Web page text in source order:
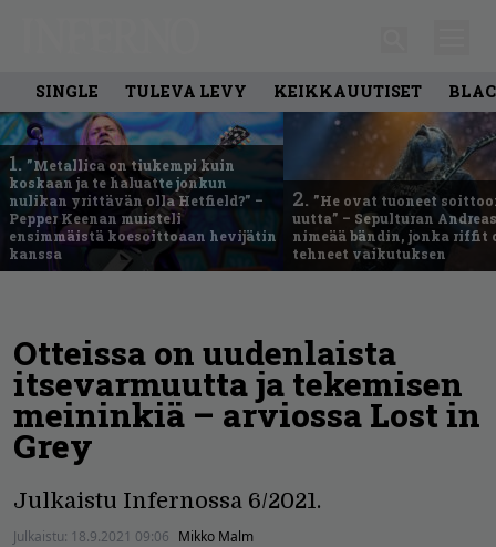
SINGLE TULEVA LEVY KEIKKAUUTISET
1. ”Metallica on tiukempi kuin
koskaan ja te haluatte jonkun
nulikan yrittävän olla Hetfield?” –
Pepper Keenan muisteli
ensimmäistä koesoittoaan hevijätin
kanssa
2. ”He ovat tuoneet
uutta” – Sepulturan
nimeää bändin, jonka riffit
tehneet vaikutuksen
Otteissa on uudenlaista
itsevarmuutta ja tekemisen
meininkiä – arviossa Lost in
Grey
Julkaistu Infernossa 6/2021.
Julkaistu: 18.9.2021 09:06 Mikko Malm